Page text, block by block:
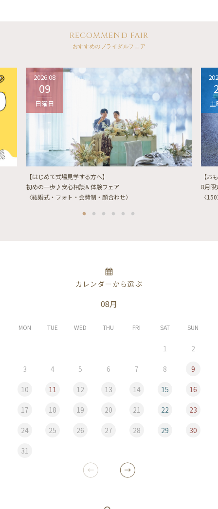
RECOMMEND FAIR
おすすめのブライダルフェア
2026.08
09
日曜日
【はじめて式場見学する方へ】
初めの一歩♪安心相談＆体験フェア
〈結婚式・フォト・会費制・顔合わせ〉
土
【お
8月限
〈
カレンダーから選ぶ
08月
MON TUE WED THU FRI SAT SUN
1 2
3 4 5 6 7 8 9
10 11 12 13 14 15 16
17 18 19 20 21 22 23
24 25 26 27 28 29 30
31